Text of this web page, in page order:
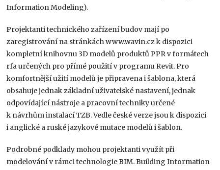
Information Modeling).
Projektanti technického zařízení budov mají po
zaregistrování na stránkách www.wavin.cz k dispozici
kompletní knihovnu 3D modelů produktů PPR v formátech
rfa určených pro přímé použití v programu Revit. Pro
komfortnější užití modelů je připravena i šablona, která
obsahuje jednak základní uživatelské nastavení, jednak
odpovídající nástroje a pracovní techniky určené
k návrhům instalací TZB. Vedle české verze jsou k dispozici
i anglické a ruské jazykové mutace modelů i šablon.
Podrobné podklady mohou projektanti využít při
modelování v rámci technologie BIM. Building Information